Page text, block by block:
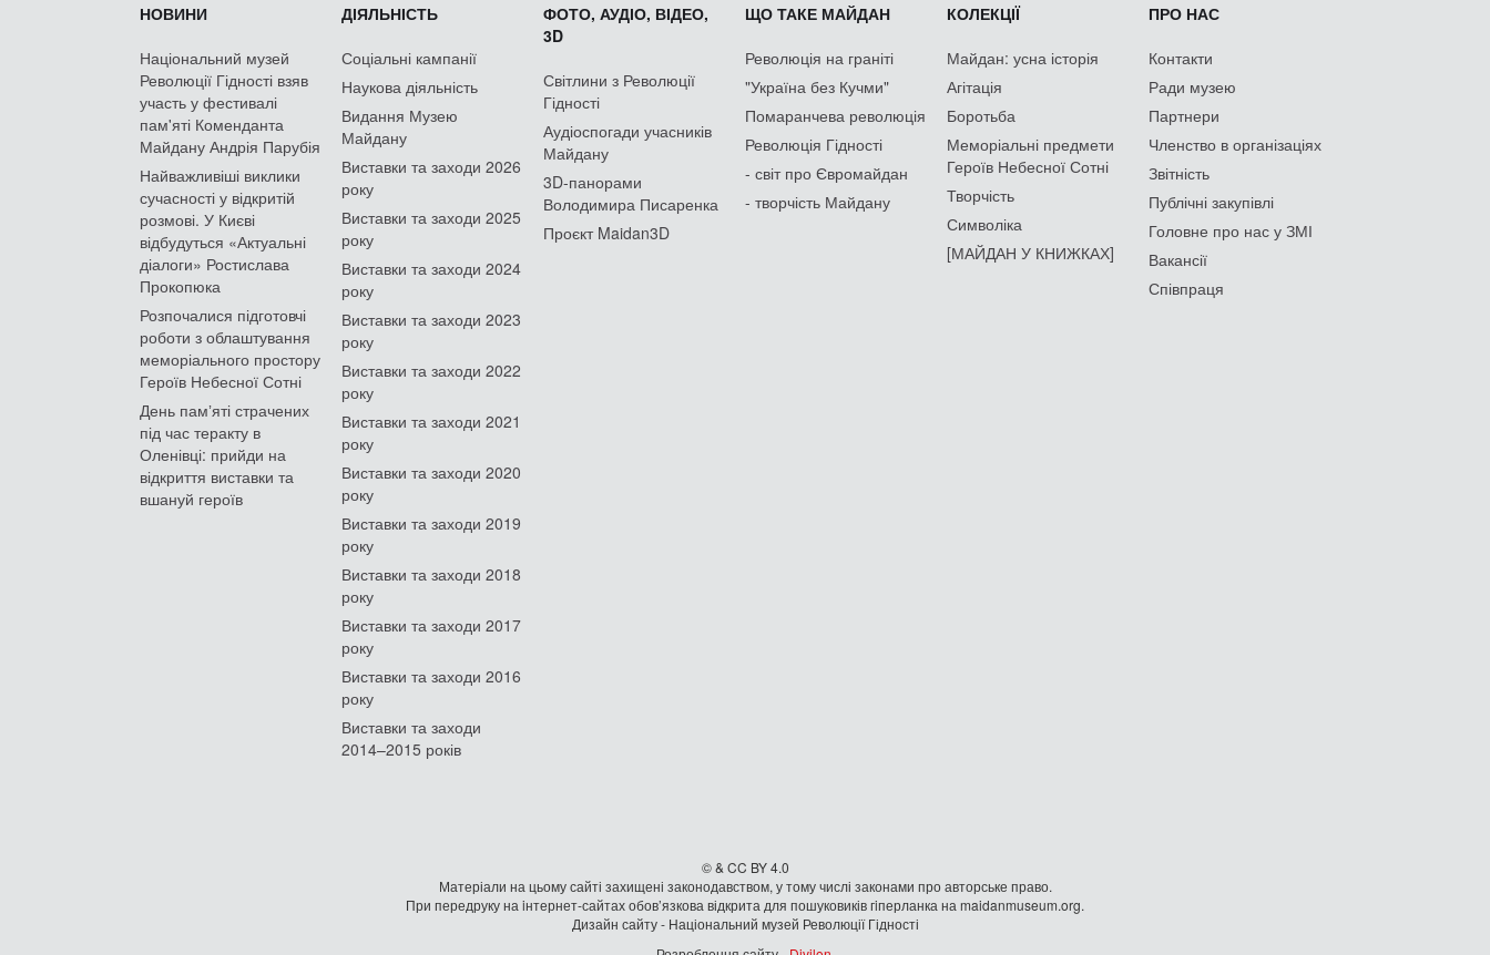
НОВИНИ
Національний музей
Революції Гідності взяв
участь у фестивалі
пам'яті Коменданта
Майдану Андрія Парубія
Найважливіші виклики
сучасності у відкритій
розмові. У Києві
відбудуться «Актуальні
діалоги» Ростислава
Прокопюка
Розпочалися підготовчі
роботи з облаштування
меморіального простору
Героїв Небесної Сотні
День памʼяті страчених
під час теракту в
Оленівці: прийди на
відкриття виставки та
вшануй героїв
ДІЯЛЬНІСТЬ
Соціальні кампанії
Наукова діяльність
Видання Музею
Майдану
Виставки та заходи 2026
року
Виставки та заходи 2025
року
Виставки та заходи 2024
року
Виставки та заходи 2023
року
Виставки та заходи 2022
року
Виставки та заходи 2021
року
Виставки та заходи 2020
року
Виставки та заходи 2019
року
Виставки та заходи 2018
року
Виставки та заходи 2017
року
Виставки та заходи 2016
року
Виставки та заходи
2014–2015 років
ФОТО, АУДІО, ВІДЕО,
3D
Світлини з Революції
Гідності
Аудіоспогади учасників
Майдану
3D-панорами
Володимира Писаренка
Проєкт Maidan3D
ЩО ТАКЕ МАЙДАН
Революція на граніті
"Україна без Кучми"
Помаранчева революція
Революція Гідності
- світ про Євромайдан
- творчість Майдану
КОЛЕКЦІЇ
Майдан: усна історія
Агітація
Боротьба
Меморіальні предмети
Героїв Небесної Сотні
Творчість
Символіка
[МАЙДАН У КНИЖКАХ]
ПРО НАС
Контакти
Ради музею
Партнери
Членство в організаціях
Звітність
Публічні закупівлі
Головне про нас у ЗМІ
Вакансії
Співпраця
© & CC BY 4.0
Матеріали на цьому сайті захищені законодавством, у тому числі законами про авторське право.
При передруку на iнтернет-сайтах обов’язкова відкрита для пошуковиків гiперланка на maidanmuseum.org.
Дизайн сайту - Національний музей Революції Гідності